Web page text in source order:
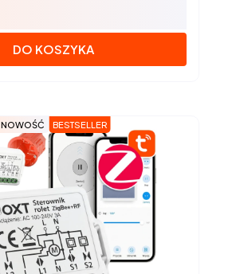
DO KOSZYKA
BESTSELLER
NOWOŚĆ